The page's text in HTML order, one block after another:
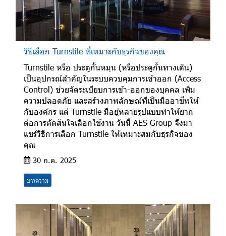
วิธีเลือก Turnstile ที่เหมาะกับธุรกิจของคุณ
Turnstile หรือ ประตูกั้นหมุน (หรือประตูกั้นทางเดิน)
เป็นอุปกรณ์สำคัญในระบบควบคุมการเข้าออก (Access
Control) ช่วยจัดระเบียบการเข้า-ออกของบุคคล เพิ่ม
ความปลอดภัย และสร้างภาพลักษณ์ที่เป็นมืออาชีพให้
กับองค์กร แต่ Turnstile มีอยู่หลายรูปแบบทำให้ยาก
ต่อการตัดสินใจเลือกใช้งาน วันนี้ AES Group จึงมา
แชร์วิธีการเลือก Turnstile ให้เหมาะสมกับธุรกิจของ
คุณ
30 ก.ค. 2025
บทความ